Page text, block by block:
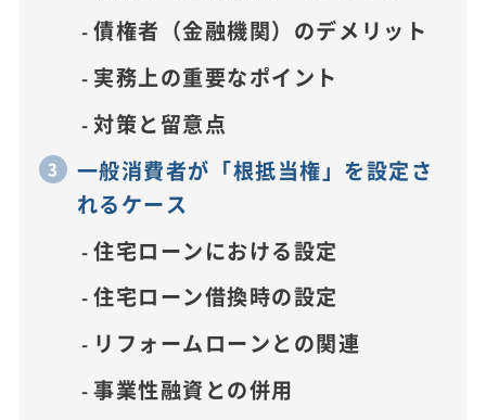
債権者（金融機関）のデメリット
実務上の重要なポイント
対策と留意点
一般消費者が「根抵当権」を設定さ
れるケース
住宅ローンにおける設定
住宅ローン借換時の設定
リフォームローンとの関連
事業性融資との併用